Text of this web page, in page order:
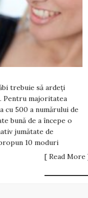
trebuie să ardeți
Pentru majoritatea
cu 500 a numărului de
bună de a începe o
jumătate de
10 moduri
[ Read More